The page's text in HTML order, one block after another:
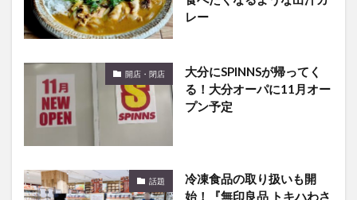
レー
開店・閉店
大分にSPINNSが帰ってく
る！大分オーパに11月オー
プン予定
話題
冷凍食品の取り扱いも開
始！『無印良品 トキハわさ